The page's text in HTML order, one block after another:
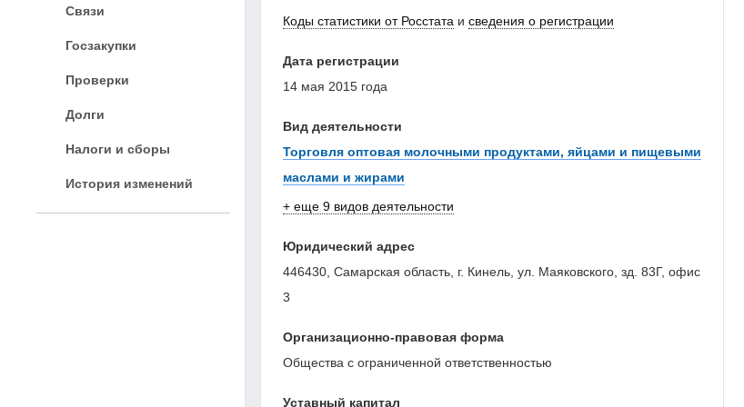
Связи
Госзакупки
Проверки
Долги
Налоги и сборы
История изменений
Коды статистики от Росстата и сведения о регистрации
Дата регистрации
14 мая 2015 года
Вид деятельности
Торговля оптовая молочными продуктами, яйцами и пищевыми
маслами и жирами
+ еще 9 видов деятельности
Юридический адрес
446430, Самарская область, г. Кинель, ул. Маяковского, зд. 83Г, офис
3
Организационно-правовая форма
Общества с ограниченной ответственностью
Уставный капитал